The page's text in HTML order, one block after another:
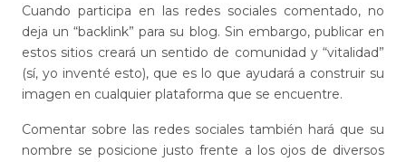
Cuando participa en las redes sociales comentado, no
deja un “backlink” para su blog. Sin embargo, publicar en
estos sitios creará un sentido de comunidad y “vitalidad”
(sí, yo inventé esto), que es lo que ayudará a construir su
imagen en cualquier plataforma que se encuentre.
Comentar sobre las redes sociales también hará que su
nombre se posicione justo frente a los ojos de diversos